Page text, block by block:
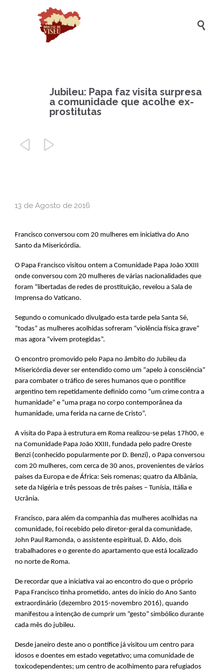

Jubileu: Papa faz visita surpresa
a comunidade que acolhe ex-
prostitutas
 
13 de Agosto de 2016
Francisco conversou com 20 mulheres em iniciativa do Ano
Santo da Misericórdia.
O Papa Francisco visitou ontem a Comunidade Papa João XXIII
onde conversou com 20 mulheres de várias nacionalidades que
foram “libertadas de redes de prostituição, revelou a Sala de
Imprensa do Vaticano.
Segundo o comunicado divulgado esta tarde pela Santa Sé,
“todas” as mulheres acolhidas sofreram “violência física grave”
mas agora “vivem protegidas”.
O encontro promovido pelo Papa no âmbito do Jubileu da
Misericórdia dever ser entendido como um “apelo à consciência”
para combater o tráfico de seres humanos que o pontífice
argentino tem repetidamente definido como “um crime contra a
humanidade” e “uma praga no corpo contemporânea da
humanidade, uma ferida na carne de Cristo”.
A visita do Papa à estrutura em Roma realizou-se pelas 17h00, e
na Comunidade Papa João XXIII, fundada pelo padre Oreste
Benzi (conhecido popularmente por D. Benzi), o Papa conversou
com 20 mulheres, com cerca de 30 anos, provenientes de vários
países da Europa e de África: Seis romenas; quatro da Albânia,
sete da Nigéria e três pessoas de três países – Tunísia, Itália e
Ucrânia.
Francisco, para além da companhia das mulheres acolhidas na
comunidade, foi recebido pelo diretor-geral da comunidade,
John Paul Ramonda, o assistente espiritual, D. Aldo, dois
trabalhadores e o gerente do apartamento que está localizado
no norte de Roma.
De recordar que a iniciativa vai ao encontro do que o próprio
Papa Francisco tinha prometido, antes do início do Ano Santo
extraordinário (dezembro 2015-novembro 2016), quando
manifestou a intenção de cumprir um “gesto” simbólico durante
cada mês do jubileu.
Desde janeiro deste ano o pontífice já visitou um centro para
idosos e doentes em estado vegetativo; uma comunidade de
toxicodependentes; um centro de acolhimento para refugiados